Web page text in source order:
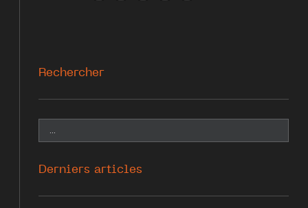
Rechercher
Derniers articles